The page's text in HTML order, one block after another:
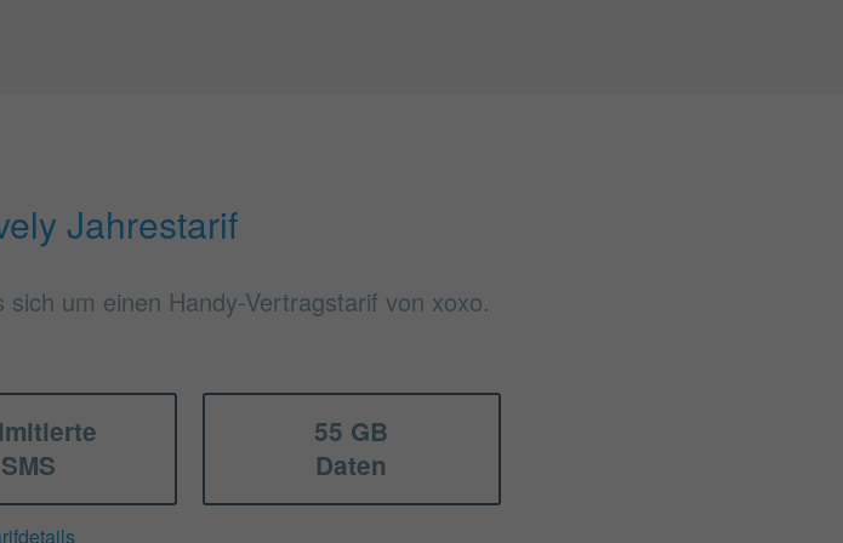
Jahrestarif
um einen Handy-Vertragstarif von xoxo.
SMS
55 GB
Daten